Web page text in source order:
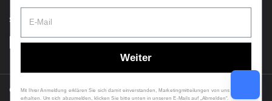
Supported payment methods
Copyright © 2026VXB Bearings.
Weiter
Mit Ihrer Anmeldung erklären Sie sich damit einverstanden, Marketingmitteilungen von uns zu
erhalten. Um sich abzumelden, klicken Sie bitte unten in unseren E-Mails auf „Abmelden“.